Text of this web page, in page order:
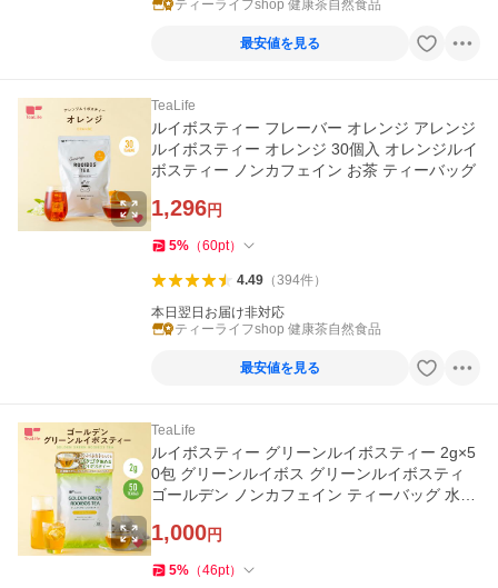
ティーライフshop 健康茶自然食品
最安値を見る
TeaLife
ルイボスティー フレーバー オレンジ アレンジ
ルイボスティー オレンジ 30個入 オレンジルイ
ボスティー ノンカフェイン お茶 ティーバッグ
1,296円
5% （60pt）
4.49（394件）
本日翌日お届け非対応
ティーライフshop 健康茶自然食品
最安値を見る
TeaLife
ルイボスティー グリーンルイボスティー 2g×5
0包 グリーンルイボス グリーンルイボスティ
ゴールデン ノンカフェイン ティーバッグ 水出
1,000円
5% （46pt）